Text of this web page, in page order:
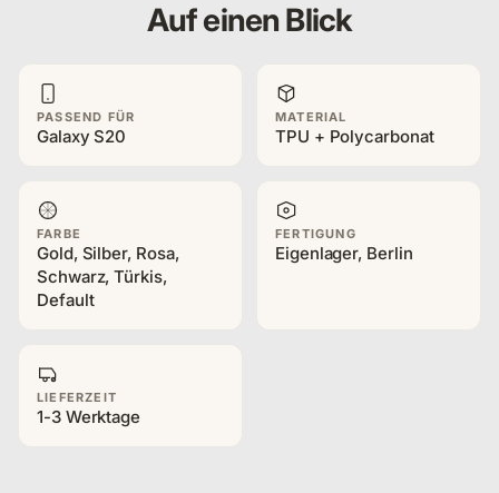
Auf einen Blick
PASSEND FÜR
Galaxy S20
MATERIAL
TPU + Polycarbonat
FARBE
Gold, Silber, Rosa,
Schwarz, Türkis,
Default
FERTIGUNG
Eigenlager, Berlin
LIEFERZEIT
1-3 Werktage